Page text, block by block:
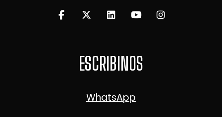
ESCRIBINOS
WhatsApp